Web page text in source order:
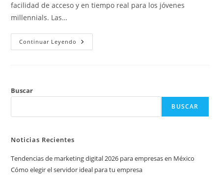
facilidad de acceso y en tiempo real para los jóvenes
millennials. Las…
Continuar Leyendo
Buscar
BUSCAR
Noticias Recientes
Tendencias de marketing digital 2026 para empresas en México
Cómo elegir el servidor ideal para tu empresa